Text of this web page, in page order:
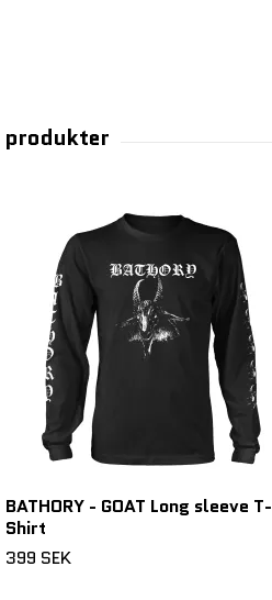
BATHORY - GOAT Long sleeve T-
Shirt
399 SEK